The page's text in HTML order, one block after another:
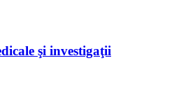
şi investigaţii